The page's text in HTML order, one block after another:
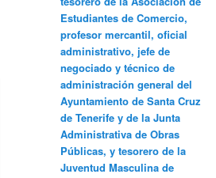
Estudiantes de Comercio,
profesor mercantil, oficial
administrativo, jefe de
negociado y técnico de
administración general del
Ayuntamiento de Santa Cruz
de Tenerife y de la Junta
Administrativa de Obras
Públicas, y tesorero de la
Juventud Masculina de